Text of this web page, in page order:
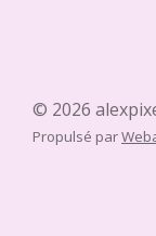
© 2026
Propulsé par